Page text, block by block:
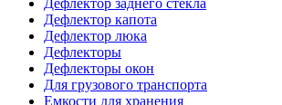
Дефлектор заднего стекла
Дефлектор капота
Дефлектор люка
Дефлекторы
Дефлекторы окон
Для грузового транспорта
Емкости для хранения